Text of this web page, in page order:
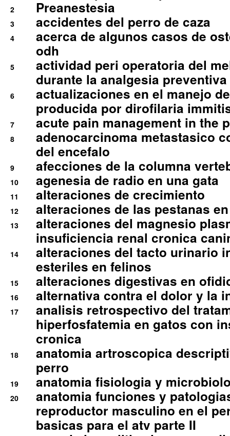
2 Preanestesia
3 accidentes del perro de caza
4
acerca de algunos casos de
odh
5
actividad peri operatoria del
durante la analgesia
6
actualizaciones en el manejo
producida por dirofilaria
7 acute pain management in the
8
adenocarcinoma metastasico
del encefalo
9 afecciones de la columna
10 agenesia de radio en una gata
11 alteraciones de crecimiento
12 alteraciones de las pestanas
13
alteraciones del magnesio
insuficiencia renal cronica
14
alteraciones del tacto urinario
esteriles en felinos
15 alteraciones digestivas en
16 alternativa contra el dolor y la
17
analisis retrospectivo del
hiperfosfatemia en gatos con
cronica
18
anatomia artroscopica
perro
19 anatomia fisiologia y
20
anatomia funciones y
reproductor masculino en el
basicas para el atv parte II